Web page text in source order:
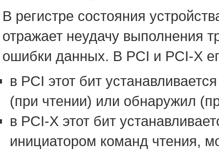
В регистре состояния
отражает неудачу выполнения
ошибки данных. В PCI и PCI-X
в PCI этот бит
(при чтении) или обнаружил
в PCI-X этот бит
инициатором команд чтения,